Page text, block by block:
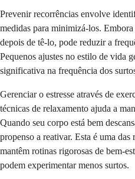
Prevenir recorrências envolve
medidas para minimizá-los.
depois de tê-lo, pode reduzir a
Pequenos ajustes no estilo de vida
significativa na frequência dos
Gerenciar o estresse através de
técnicas de relaxamento ajuda a
Quando seu corpo está bem
propenso a reativar. Esta é uma das
mantêm rotinas rigorosas de bem-
podem experimentar menos surtos.